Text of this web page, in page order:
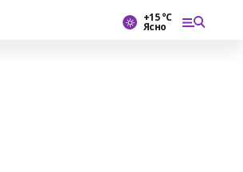
+15 °С
Ясно